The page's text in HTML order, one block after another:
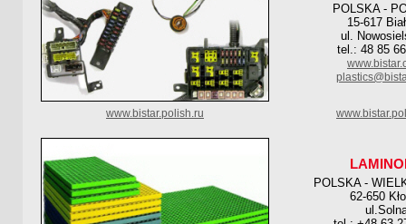
POLSKA -
15-617
ul.
tel.: 48 85
www.bistar.polish.ru
POLSKA -
62-650